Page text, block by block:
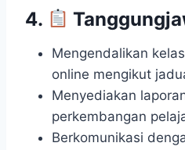
4.
Mengendalikan
online mengikut
Menyediakan
perkembangan
Berkomunikasi